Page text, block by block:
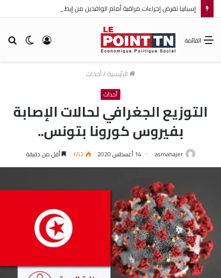
إسبانيا تفرض إجراءات مراقبة أمام الوافدين من إيطاليا!
الوضع تسجيل
القائمة
الرئيسية/أحداث
أحداث
التوزيع الجغرافي لحالات الإصابة
بفيروس كورونا بتونس..
asmahajer 14 أغسطس 2020 652 أقل من دقيقة